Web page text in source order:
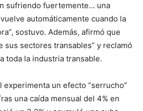
sufriendo fuertemente… una
automáticamente cuando la
sostuvo. Además, afirmó que
sus sectores transables” y reclamó
toda la industria transable.
experimenta un efecto “serrucho”
una caída mensual del 4% en